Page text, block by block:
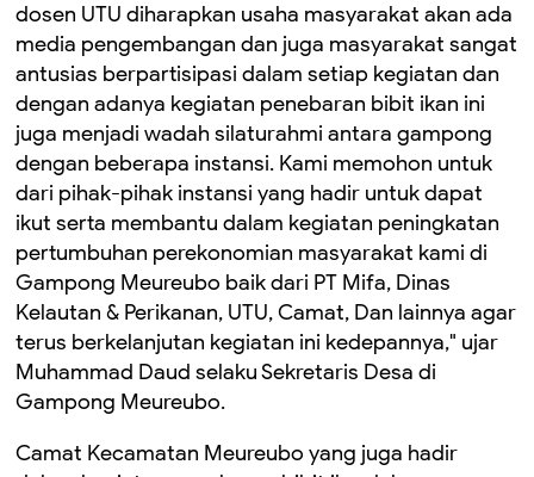
dosen UTU diharapkan usaha masyarakat akan ada
media pengembangan dan juga masyarakat sangat
antusias berpartisipasi dalam setiap kegiatan dan
dengan adanya kegiatan penebaran bibit ikan ini
juga menjadi wadah silaturahmi antara gampong
dengan beberapa instansi. Kami memohon untuk
dari pihak-pihak instansi yang hadir untuk dapat
ikut serta membantu dalam kegiatan peningkatan
pertumbuhan perekonomian masyarakat kami di
Gampong Meureubo baik dari PT Mifa, Dinas
Kelautan & Perikanan, UTU, Camat, Dan lainnya agar
terus berkelanjutan kegiatan ini kedepannya," ujar
Muhammad Daud selaku Sekretaris Desa di
Gampong Meureubo.
Camat Kecamatan Meureubo yang juga hadir